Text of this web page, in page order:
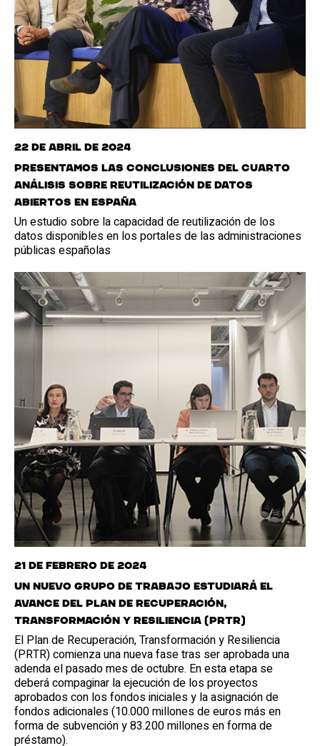
22 de abril de 2024
Presentamos las conclusiones del cuarto
análisis sobre reutilización de datos
abiertos en España
Un estudio sobre la capacidad de reutilización de los
datos disponibles en los portales de las administraciones
públicas españolas
21 de febrero de 2024
Un nuevo Grupo de Trabajo estudiará el
avance del Plan de Recuperación,
Transformación y Resiliencia (PRTR)
El Plan de Recuperación, Transformación y Resiliencia
(PRTR) comienza una nueva fase tras ser aprobada una
adenda el pasado mes de octubre. En esta etapa se
deberá compaginar la ejecución de los proyectos
aprobados con los fondos iniciales y la asignación de
fondos adicionales (10.000 millones de euros más en
forma de subvención y 83.200 millones en forma de
préstamo).